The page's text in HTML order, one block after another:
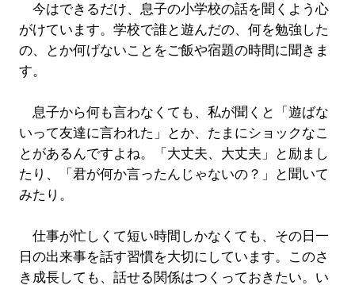
今はできるだけ、息子の小学校の話を聞くよう心
がけています。学校で誰と遊んだの、何を勉強した
の、とか何げないことをご飯や宿題の時間に聞きま
す。
息子から何も言わなくても、私が聞くと「遊ばな
いって友達に言われた」とか、たまにショックなこ
とがあるんですよね。「大丈夫、大丈夫」と励まし
たり、「君が何か言ったんじゃないの？」と聞いて
みたり。
仕事が忙しくて短い時間しかなくても、その日一
日の出来事を話す習慣を大切にしています。このさ
き成長しても、話せる関係はつくっておきたい。い